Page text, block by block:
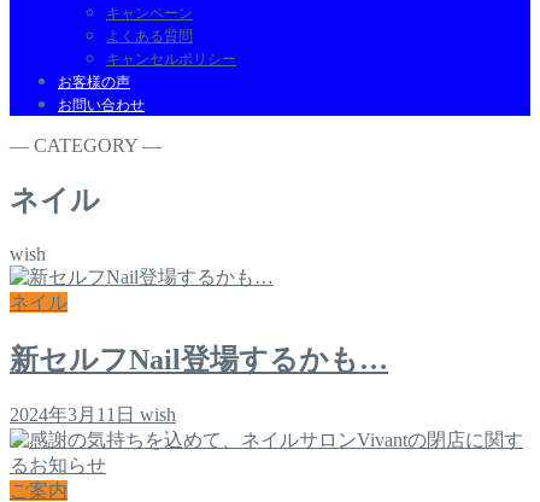
キャンペーン
よくある質問
キャンセルポリシー
お客様の声
お問い合わせ
― CATEGORY ―
ネイル
wish
ネイル
新セルフNail登場するかも…
2024年3月11日 wish
ご案内